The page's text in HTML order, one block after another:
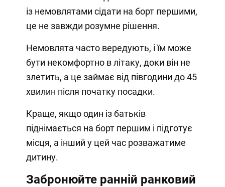
із немовлятами сідати на борт першими,
це не завжди розумне рішення.
Немовлята часто вередують, і їм може
бути некомфортно в літаку, доки він не
злетить, а це займає від півгодини до 45
хвилин після початку посадки.
Краще, якщо один із батьків
піднімається на борт першим і підготує
місця, а інший у цей час розважатиме
дитину.
Забронюйте ранній ранковий